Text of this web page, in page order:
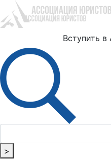
Вступить
>